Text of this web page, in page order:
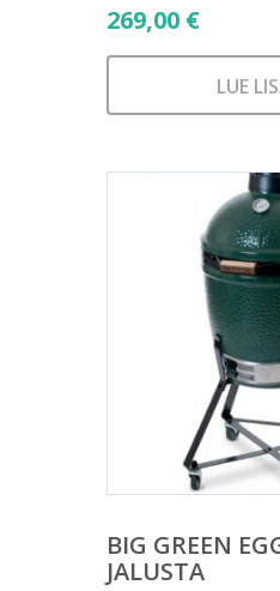
269,00 €
LUE
BIG GREEN
JALUSTA